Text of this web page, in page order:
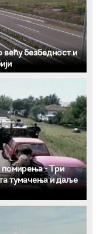
безбедност и
помирења ­- Три
тумачења и даље